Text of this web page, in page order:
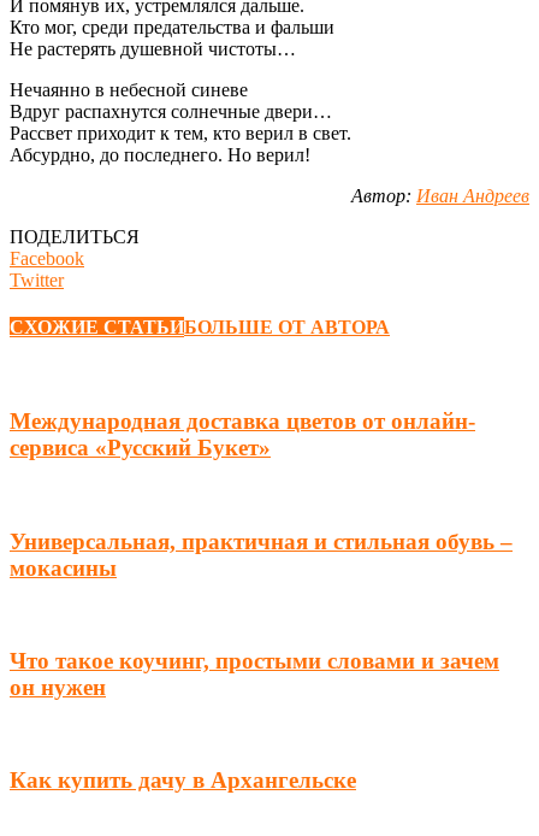
И помянув их, устремлялся дальше.
Кто мог, среди предательства и фальши
Не растерять душевной чистоты…
Нечаянно в небесной синеве
Вдруг распахнутся солнечные двери…
Рассвет приходит к тем, кто верил в свет.
Абсурдно, до последнего. Но верил!
Автор: Иван Андреев
ПОДЕЛИТЬСЯ
Facebook
Twitter
СХОЖИЕ СТАТЬИБОЛЬШЕ ОТ АВТОРА
Международная доставка цветов от онлайн-
сервиса «Русский Букет»
Универсальная, практичная и стильная обувь –
мокасины
Что такое коучинг, простыми словами и зачем
он нужен
Как купить дачу в Архангельске